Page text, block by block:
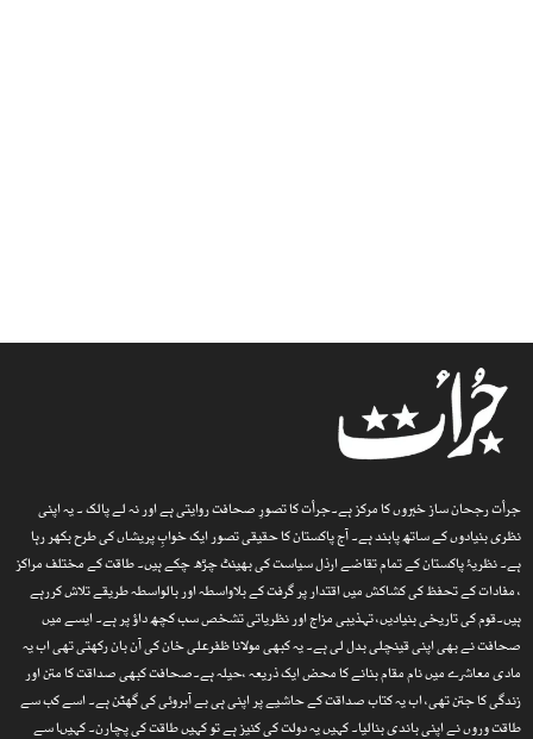
جرأت رجحان ساز خبروں کا مرکز ہے۔جرأت کا تصورِ صحافت روایتی ہے اور نہ لے پالک ۔ یہ اپنی
نظری بنیادوں کے ساتھ پابند ہے۔ آج پاکستان کا حقیقی تصور ایک خوابِ پریشاں کی طرح بکھر رہا
ہے۔ نظریۂ پاکستان کے تمام تقاضے ارذل سیاست کی بھینٹ چڑھ چکے ہیں۔ طاقت کے مختلف مراکز
، مفادات کے تحفظ کی کشاکش میں اقتدار پر گرفت کے بلاواسطہ اور بالواسطہ طریقے تلاش کررہے
ہیں۔قوم کی تاریخی بنیادیں، تہذیبی مزاج اور نظریاتی تشخص سب کچھ داؤ پر ہے۔ ایسے میں
صحافت نے بھی اپنی قینچلی بدل لی ہے۔ یہ کبھی مولانا ظفرعلی خان کی آن بان رکھتی تھی اب یہ
مادی معاشرے میں نام مقام بنانے کا محض ایک ذریعہ ،حیلہ ہے۔صحافت کبھی صداقت کا متن اور
زندگی کا جتن تھی، اب یہ کتاب صداقت کے حاشیے پر اپنی ہی بے آبروئی کی گھٹن ہے۔ اسے کب سے
طاقت وروں نے اپنی باندی بنالیا۔ کہیں یہ دولت کی کنیز ہے تو کہیں طاقت کی پچارن۔ کہیںا سے